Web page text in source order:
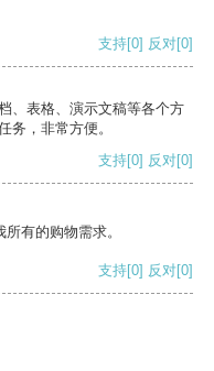
支持[0] 反对[0]
、表格、演示文稿等各个方
务，非常方便。
支持[0] 反对[0]
有的购物需求。
支持[0] 反对[0]